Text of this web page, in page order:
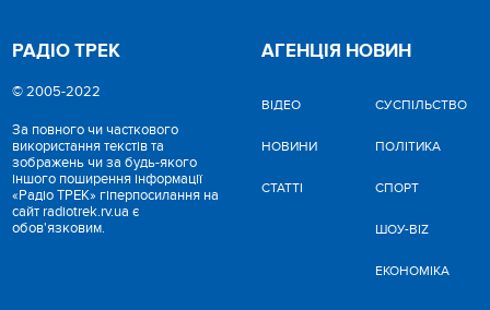
РАДІО ТРЕК
© 2005-2022
За повного чи часткового
використання текстів та
зображень чи за будь-якого
іншого поширення інформації
«Радіо ТРЕК» гіперпосилання на
сайт radiotrek.rv.ua є
обов'язковим.
АГЕНЦІЯ НОВИН
ВІДЕО
НОВИНИ
СТАТТІ
CУСПІЛЬСТВО
ПОЛІТИКА
СПОРТ
ШОУ-BIZ
ЕКОНОМІКА